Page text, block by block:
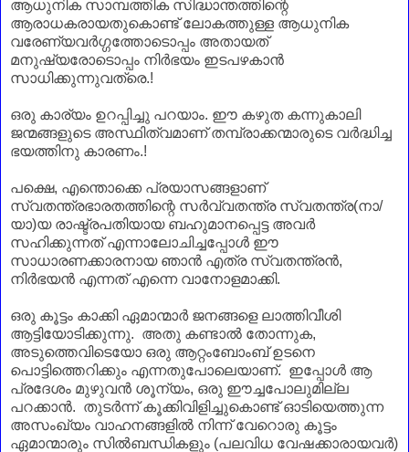
ആധുനിക സാമ്പത്തിക സിദ്ധാന്തത്തിന്റെ
ആരാധകരായതുകൊണ്ട് ലോകത്തുള്ള ആധുനിക
വരേണ്യവർഗ്ഗത്തോടൊപ്പം അതായത്
മനുഷ്യരോടൊപ്പം നിർഭയം ഇടപഴകാൻ
സാധിക്കുന്നുവത്രെ.!
ഒരു കാര്യം ഉറപ്പിച്ചു പറയാം. ഈ കഴുത കന്നുകാലി
ജന്മങ്ങളുടെ അസ്ഥിത്വമാണ്‌ തമ്പ്രാക്കന്മാരുടെ വർദ്ധിച്ച
ഭയത്തിനു കാരണം.!
പക്ഷെ, എന്തൊക്കെ പ്രയാസങ്ങളാണ്‌
സ്വതന്ത്രഭാരതത്തിന്റെ സർവ്വതന്ത്ര സ്വതന്ത്ര(നാ/
യാ)യ രാഷ്ട്രപതിയായ ബഹുമാനപ്പെട്ട അവർ
സഹിക്കുന്നത് എന്നാലോചിച്ചപ്പോൾ ഈ
സാധാരണക്കാരനായ ഞാൻ എത്ര സ്വതന്ത്രൻ,
നിർഭയൻ എന്നത് എന്നെ വാനോളമാക്കി.
ഒരു കൂട്ടം കാക്കി ഏമാന്മാർ ജനങ്ങളെ ലാത്തിവീശി
ആട്ടിയോടിക്കുന്നു. അതു കണ്ടാൽ തോന്നുക,
അടുത്തെവിടെയോ ഒരു ആറ്റംബോംബ് ഉടനെ
പൊട്ടിത്തെറിക്കും എന്നതുപോലെയാണ്‌. ഇപ്പോൾ ആ
പ്രദേശം മുഴുവൻ ശൂന്യം, ഒരു ഈച്ചപോലുമില്ല
പറക്കാൻ. തുടർന്ന് കൂക്കിവിളിച്ചുകൊണ്ട് ഓടിയെത്തുന്ന
അസംഖ്യം വാഹനങ്ങളിൽ നിന്ന് വേറൊരു കൂട്ടം
ഏമാന്മാരും സിൽബന്ധികളും (പലവിധ വേഷക്കാരായവർ)